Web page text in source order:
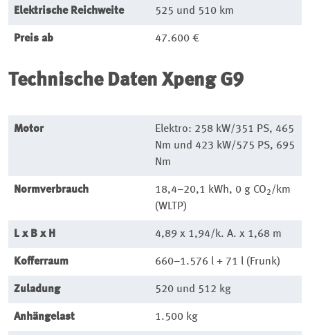
Elektrische Reichweite 525 und 510 km
Preis ab 47.600 €
Technische DatenXpeng G9
Motor
Elektro: 258 kW/351 PS, 465
Nm und 423 kW/575 PS, 695
Nm
Normverbrauch 18,4–20,1 kWh, 0 g CO2/km
(WLTP)
L x B x H 4,89 x 1,94/k. A. x 1,68 m
Kofferraum 660–1.576 l + 71 l (Frunk)
Zuladung 520 und 512 kg
Anhängelast 1.500 kg